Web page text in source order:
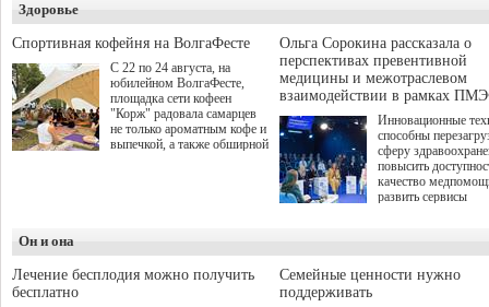
а сам он
Здоровье
Спортивная кофейня на ВолгаФесте
С 22 по 24 августа, на
юбилейном ВолгаФесте,
площадка сети кофеен
"Корж" радовала самарцев
не только ароматным кофе и
выпечкой, а также обширной
Ольга Сорокина рассказала о
перспективах превентивной
медицины и межотраслевом
взаимодействии в рамках
Инновационные
способны
сферу
повысить
качество
развить сервисы
определенными
К ним можно
Он и она
Лечение бесплодия можно получить
бесплатно
Семейные ценности нужно
поддерживать